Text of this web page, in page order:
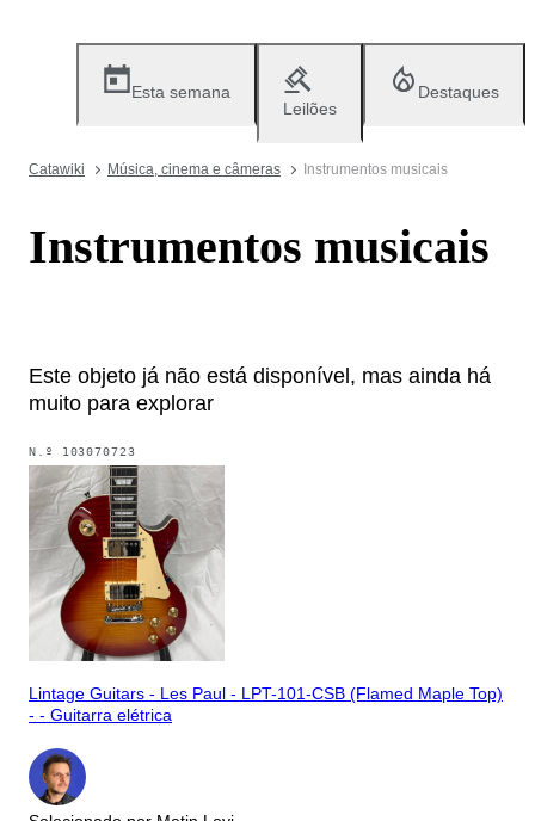
Esta semana
Leilões
Destaques
Catawiki Música, cinema e câmeras Instrumentos musicais
Instrumentos musicais
Este objeto já não está disponível, mas ainda há
muito para explorar
N.º 103070723
Lintage Guitars - Les Paul - LPT-101-CSB (Flamed Maple Top)
- - Guitarra elétrica